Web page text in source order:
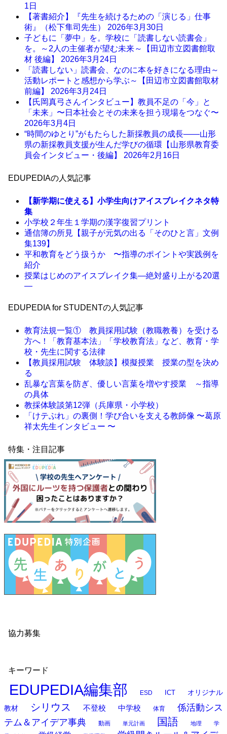
1日
【著書紹介】『先生を続けるための「演じる」仕事
術』（松下隼司先生） 2026年3月30日
子どもに「夢中」を。学校に「読書しない読書会」
を。～2人の主催者が望む未来～【田辺市立図書館取
材 後編】 2026年3月24日
「読書しない」読書会、なのに本を好きになる理由～
活動レポートと感想から学ぶ～【田辺市立図書館取材
前編】 2026年3月24日
【氏岡真弓さんインタビュー】教員不足の「今」と
「未来」〜日本社会とその未来を担う現場をつなぐ〜
2026年3月4日
“時間のゆとり”がもたらした新採教員の成長――山形
県の新採教員支援が生んだ学びの循環【山形県教育委
員会インタビュー・後編】 2026年2月16日
EDUPEDIAの人気記事
【新学期に使える】小学生向けアイスブレイクネタ特
集
小学校２年生１学期の漢字復習プリント
通信簿の所見【親子が元気の出る「そのひと言」文例
集139】
平和教育をどう扱うか 〜指導のポイントや実践例を
紹介
授業はじめのアイスブレイク集―絶対盛り上がる20選
―
EDUPEDIA for STUDENTの人気記事
教育法規一覧① 教員採用試験（教職教養）を受ける
方へ！「教育基本法」「学校教育法」など、教育・学
校・先生に関する法律
【教員採用試験 体験談】模擬授業 授業の型を決め
る
乱暴な言葉を防ぎ、優しい言葉を増やす授業 ～指導
の具体
教採体験談第12弾（兵庫県・小学校）
「けテぶれ」の裏側！学び合いを支える教師像 〜葛原
祥太先生インタビュー 〜
特集・注目記事
協力募集
キーワード
EDUPEDIA編集部 ESD ICT
オリジナル
教材
シリウス 不登校 中学校 体育
係活動シス
テム＆アイデア事典
動画 単元計画 国語 地理 学